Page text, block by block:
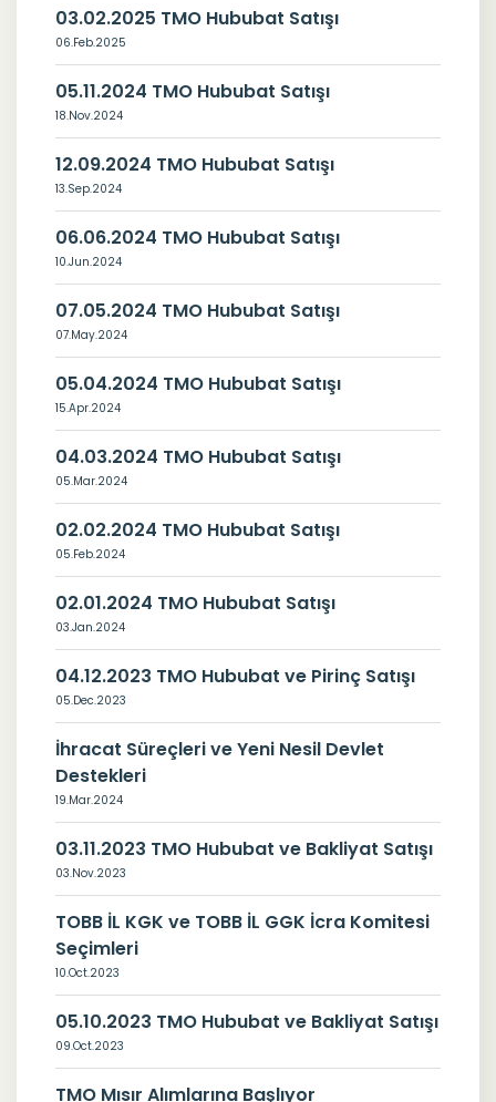
03.02.2025 TMO Hububat Satışı
06.Feb.2025
05.11.2024 TMO Hububat Satışı
18.Nov.2024
12.09.2024 TMO Hububat Satışı
13.Sep.2024
06.06.2024 TMO Hububat Satışı
10.Jun.2024
07.05.2024 TMO Hububat Satışı
07.May.2024
05.04.2024 TMO Hububat Satışı
15.Apr.2024
04.03.2024 TMO Hububat Satışı
05.Mar.2024
02.02.2024 TMO Hububat Satışı
05.Feb.2024
02.01.2024 TMO Hububat Satışı
03.Jan.2024
04.12.2023 TMO Hububat ve Pirinç Satışı
05.Dec.2023
İhracat Süreçleri ve Yeni Nesil Devlet
Destekleri
19.Mar.2024
03.11.2023 TMO Hububat ve Bakliyat Satışı
03.Nov.2023
TOBB İL KGK ve TOBB İL GGK İcra Komitesi
Seçimleri
10.Oct.2023
05.10.2023 TMO Hububat ve Bakliyat Satışı
09.Oct.2023
TMO Mısır Alımlarına Başlıyor